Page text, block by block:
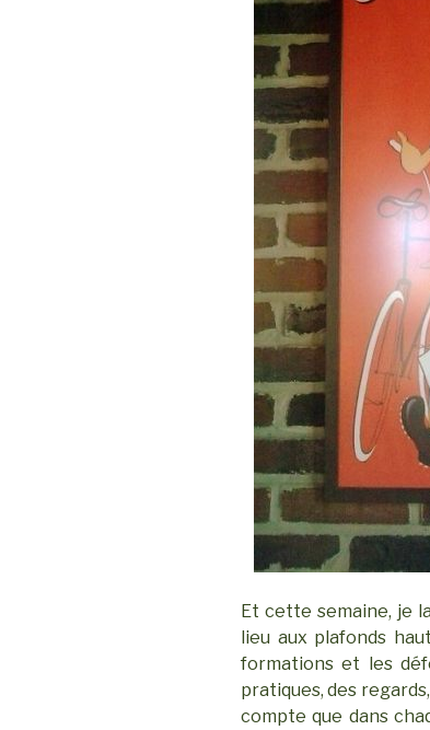
Et cette semaine, je
lieu aux plafonds
formations et les
pratiques, des
compte que dans